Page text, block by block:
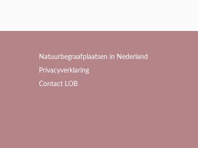
Natuurbegraafplaatsen in Nederland
Privacyverklaring
Contact LOB